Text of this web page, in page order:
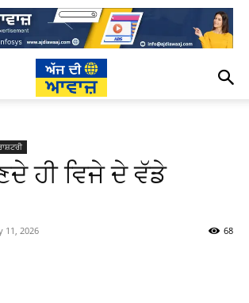
ਹੀ ਵਿਜੇ ਦੇ ਵੱਡੇ
11, 2026 68